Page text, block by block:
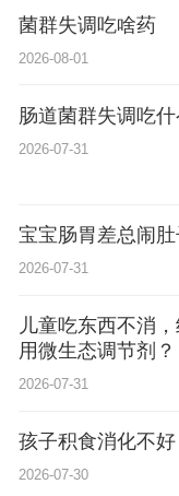
菌群失调吃啥药
2026-08-01
肠道菌群失调吃
2026-07-31
宝宝肠胃差总闹
2026-07-31
儿童吃东西不消
用微生态调节剂？
2026-07-31
孩子积食消化不
2026-07-30